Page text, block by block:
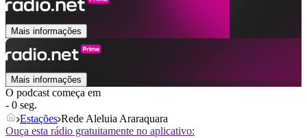
Mais informações
Mais informações
O podcast começa em
- 0 seg.
Estações Rede Aleluia Araraquara
Ouça esta rádio gratuitamente no aplicativo: